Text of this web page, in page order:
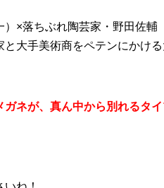
×落ちぶれ陶芸家・野田佐輔
大手美術商をペテンにかける
ネが、真ん中から別れるタ